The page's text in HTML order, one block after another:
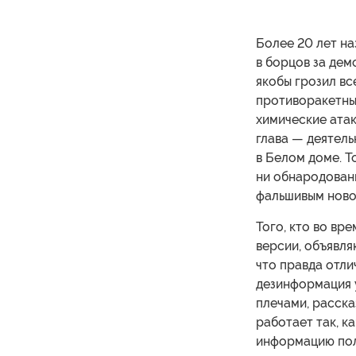
Более 20 лет
в борцов за
якобы грозил
химические
глава —
в Белом доме.
ни
фальшивым
Того, кто во
версии,
что правда
дезинформация
плечами,
работает так,
информацию